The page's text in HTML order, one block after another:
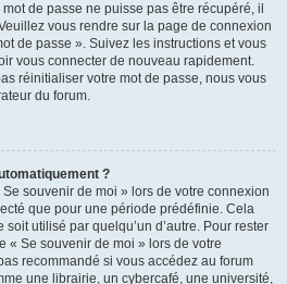
de passe ne puisse pas être récupéré, il
vous rendre sur la page de connexion
de passe ». Suivez les instructions et vous
vous connecter de nouveau rapidement.
réinitialiser votre mot de passe, nous vous
du forum.
?
souvenir de moi » lors de votre connexion
que pour une période prédéfinie. Cela
soit utilisé par quelqu’un d’autre. Pour rester
« Se souvenir de moi » lors de votre
recommandé si vous accédez au forum
une librairie, un cybercafé, une université,